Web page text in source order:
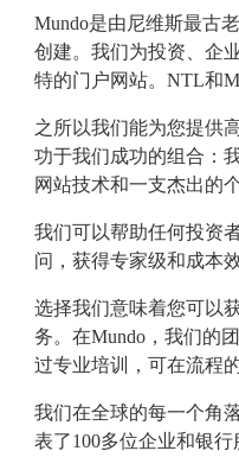
Mundo是由尼维斯最古
创建。我们为投资、企
特的门户网站。 NTL和
之所以我们能为您提供
功于我们成功的组合：
网站技术和一支杰出的
我们可以帮助任何投资
问，获得专家级和成本
选择我们意味着您可以
务。在Mundo ，我们的
过专业培训，可在流程
我们在全球的每一个角
表了100多位企业和银行